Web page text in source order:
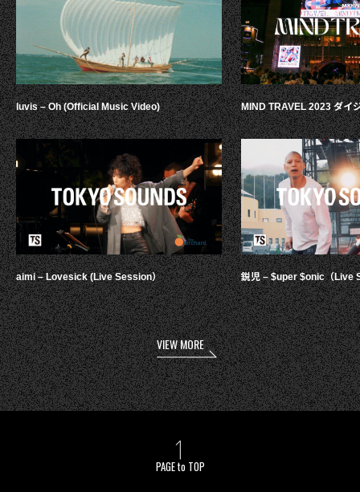
luvis – Oh (Official Music Video)
aimi – Lovesick (Live Session）
MIND TRAVEL 2023 ダイ
鋭児 – $uper $onic（Live
VIEW MORE
PAGE to TOP